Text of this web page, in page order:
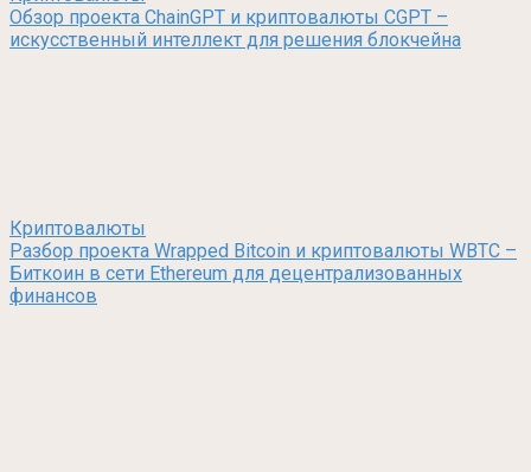
Обзор проекта ChainGPT и криптовалюты CGPT –
искусственный интеллект для решения блокчейна
Криптовалюты
Разбор проекта Wrapped Bitcoin и криптовалюты WBTC –
Биткоин в сети Ethereum для децентрализованных
финансов